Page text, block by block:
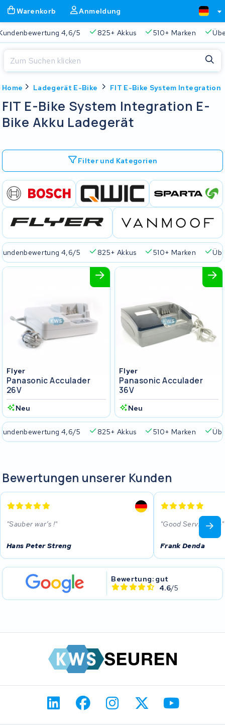
Warenkorb Anmeldung
4,6/5 825+ Akkus 510+ Marken
Home Ladegerät E-Bike FIT E-Bike System Integration
FIT E-Bike System Integration E-
Bike Akku Ladegerät
Filter und Kategorien
4,6/5 825+ Akkus 510+ Marken
Flyer
Panasonic Acculader
26V
Neu
Flyer
Panasonic Acculader
36V
Neu
4,6/5 825+ Akkus 510+ Marken
Bewertungen unserer Kunden
Sauber war’s !
Hans Peter Streng
Good Service Top
Frank Denda
Bewertung: gut
4.6/5
Warenkorb Schließen
Ihr Warenkorb ist leer.
Immer eine passende Lösung 2 Jahre Garantie
Schließen
Beginnen Sie mit der Eingabe in der Suchleiste, um zu suchen